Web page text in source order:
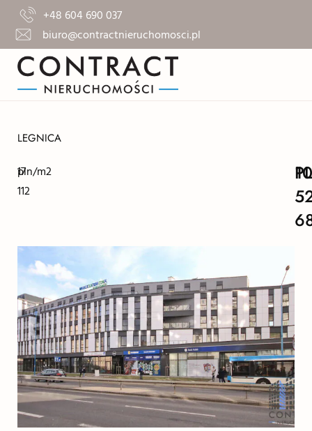
+48 604 690 037
biuro@contractnieruchomosci.pl
LEGNICA
17
112
pln/m2
10